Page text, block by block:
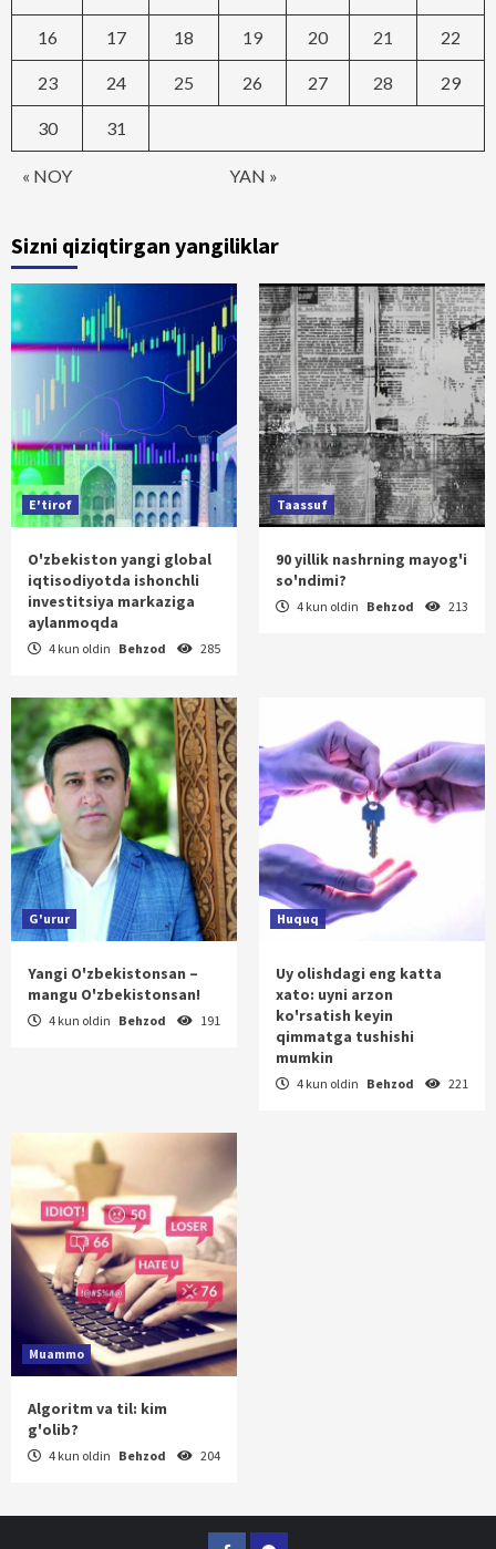
« NOY YAN »
16 17 18 19 20 21 22
23 24 25 26 27 28 29
30 31
Sizni qiziqtirgan yangiliklar
E'tirof
O'zbekiston yangi global
iqtisodiyotda ishonchli
investitsiya markaziga
aylanmoqda
4 kun oldin Behzod 285
Taassuf
90 yillik nashrning mayog'i
so'ndimi?
4 kun oldin Behzod 213
G'urur
Yangi O'zbekistonsan –
mangu O'zbekistonsan!
4 kun oldin Behzod 191
Huquq
Uy olishdagi eng katta
xato: uyni arzon
ko'rsatish keyin
qimmatga tushishi
mumkin
4 kun oldin Behzod 221
Muammo
Algoritm va til: kim
g'olib?
4 kun oldin Behzod 204